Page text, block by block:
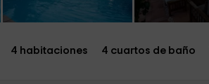
4 habitaciones 4 cuartos de baño